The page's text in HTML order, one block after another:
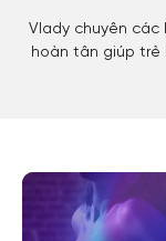
Vlady chuyên các
hoàn tân giúp